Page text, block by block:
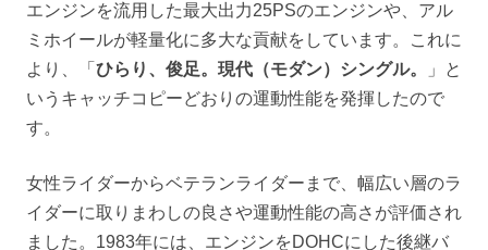
エンジンを流用した最大出力25PSのエンジンや、アル
ミホイールが軽量化に多大な貢献をしています。これに
より、「 ひらり、俊足。現代（モダン）シングル。
」と
いうキャッチコピーどおりの運動性能を発揮したので
す。
女性ライダーからベテランライダーまで、幅広い層のラ
イダーに取りまわしの良さや運動性能の高さが評価され
ました。1983年には、エンジンをDOHCにした後継バ